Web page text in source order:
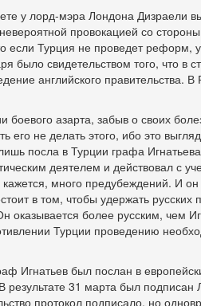
у лорд-мэра Лондона Дизраели
провокацией со
если Турция не проведет
было свидетельством того, что в
английского
боевого азарта, забыв о своих
его не делать этого, ибо это
посла в Турции графа
деятелем и действовал с
много предубеждений. И он
в том, чтобы удержать
оказывается более русским, чем
Турции проведению
Игнатьев был послан в
результате 31 марта был
протокол подписало, но